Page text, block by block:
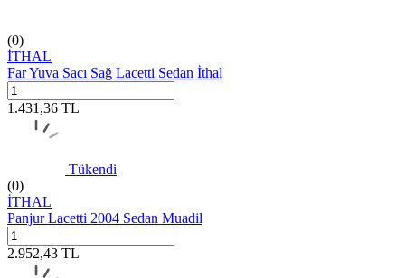
(0)
İTHAL
Far Yuva Sacı Sağ Lacetti Sedan İthal
1.431,36 TL
Tükendi
(0)
İTHAL
Panjur Lacetti 2004 Sedan Muadil
2.952,43 TL